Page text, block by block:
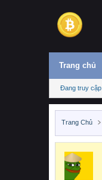
Trang chủ
Đang truy cập
Trang Chủ